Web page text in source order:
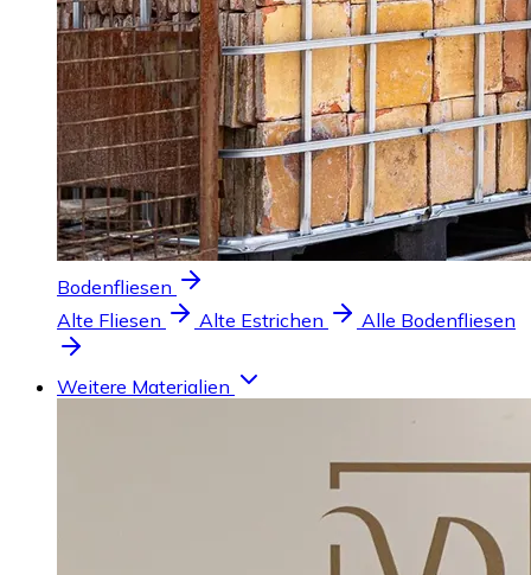
Bodenfliesen
Alte Fliesen
Alte Estrichen Alle Bodenfliesen
Weitere Materialien